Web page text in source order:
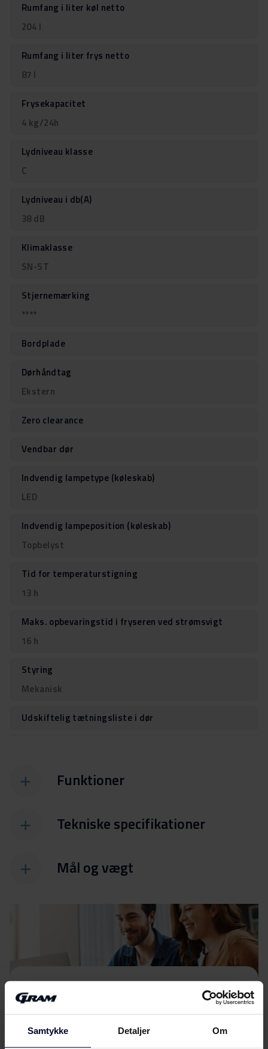
Samtykke Detaljer Om
Rumfang i liter køl netto
204 l
Rumfang i liter frys netto
87 l
Frysekapacitet
4 kg/24h
Lydniveau klasse
C
Lydniveau i db(A)
38 dB
Klimaklasse
SN-ST
Stjernemærking
****
Bordplade
Dørhåndtag
Ekstern
Zero clearance
Vendbar dør
Indvendig lampetype (køleskab)
LED
Indvendig lampeposition (køleskab)
Topbelyst
Tid for temperaturstigning
13 h
Maks. opbevaringstid i fryseren ved strømsvigt
16 h
Styring
Mekanisk
Udskiftelig tætningsliste i dør
Funktioner
Tekniske specifikationer
Mål og vægt
Filer
Energimærkning